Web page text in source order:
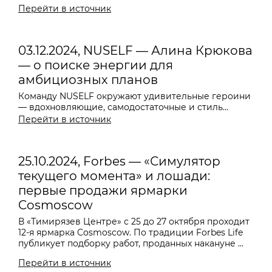
Перейти в источник
03.12.2024, NUSELF — Алина Крюкова
— о поиске энергии для
амбициозных планов
Команду NUSELF окружают удивительные героини
— вдохновляющие, самодостаточные и стиль...
Перейти в источник
25.10.2024, Forbes — «Симулятор
текущего момента» и лошади:
первые продажи ярмарки
Cosmoscow
В «Тимирязев Центре» с 25 до 27 октября проходит
12-я ярмарка Cosmoscow. По традиции Forbes Life
публикует подборку работ, проданных накануне ...
Перейти в источник